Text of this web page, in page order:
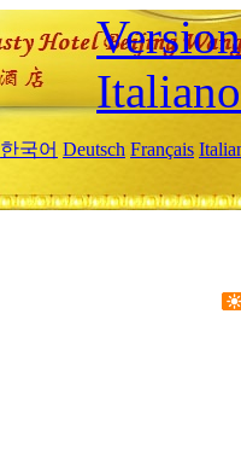
Italiano
한국어 Deutsch Français